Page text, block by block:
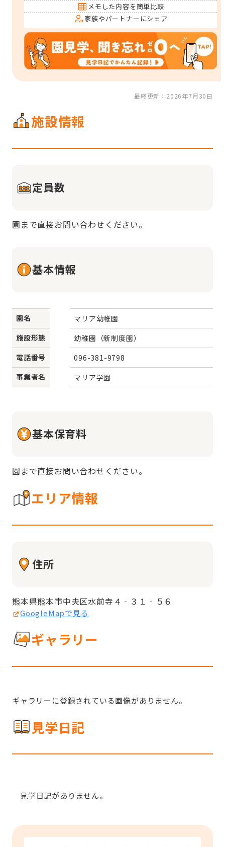
メモした内容を簡単比較
家族やパートナーにシェア
最終更新：2026年7月30日
施設情報
定員数
園まで直接お問い合わせください。
基本情報
園名
マリア幼稚園
施設形態
幼稚園（新制度園）
電話番号
096-381-9798
事業者名
マリア学園
基本保育料
園まで直接お問い合わせください。
エリア情報
住所
熊本県熊本市中央区水前寺４‐３１‐５６
GoogleMapで見る
ギャラリー
ギャラリーに登録されている画像がありません。
見学日記
見学日記がありません。